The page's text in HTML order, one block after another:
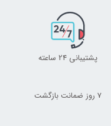
پشتیبانی 24 ساعته
7 روز ضمانت بازگشت